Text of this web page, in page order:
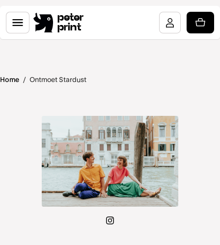
peter
print
Home / Ontmoet Stardust